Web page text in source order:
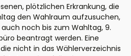
plötzlichen Erkrankung, die
den Wahlraum aufzusuchen,
noch bis zum Wahltag, 9.
beantragt werden. Eine
nicht in das Wählerverzeichnis